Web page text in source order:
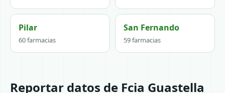
Pilar
60 farmacias
San Fernando
59 farmacias
Reportar datos de Fcia Guastella